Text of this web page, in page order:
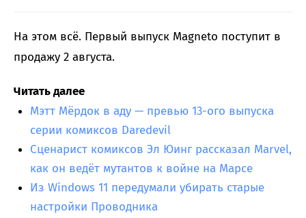
На этом всё. Первый выпуск Magneto поступит в
продажу 2 августа.
Читать далее
Мэтт Мёрдок в аду — превью 13-ого выпуска
серии комиксов Daredevil
Сценарист комиксов Эл Юинг рассказал Marvel,
как он ведёт мутантов к войне на Марсе
Из Windows 11 передумали убирать старые
настройки Проводника